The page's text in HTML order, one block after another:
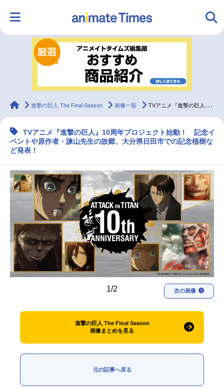
ランキング アニメ
ラジオ グッズ
マンガ・ラノベ ゲーム・アプリ 音楽 コスプレ
2.5次元 配信・Vtuber トレンド 無料マンガ
最新記事一覧
アニメ記事一覧 声優記事一覧
アニメ映画一覧 実写化映画一覧
今期アニメ曜日別一覧
男性声優/女性声優一覧
animateTimes
進撃の巨人 The Final Season 画像一覧 TVアニメ『進撃の巨人』10周年プロジェクト始動
TVアニメ『進撃の巨人』10周年プロジェクト始動！ 記念イ
ベントや原作者・諫山先生の故郷、大分県日田市での記念植樹な
ど発表！
1/2 次の画像
進撃の巨人 The Final Season
画像まとめを見る
元の記事へ戻る